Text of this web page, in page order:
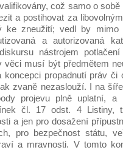
což samo o
a postihovat za
ke zneužití; vedl by
a autorizovaná
nástrojem
věci musí být předmětem
koncepci propadnutí práv či
zvaně nezaslouží. I na
projevu plně uplatní,
čl. 17 odst. 4 Listiny,
a jen pro dosažení
pro bezpečnost státu,
a mravnosti. V tomto